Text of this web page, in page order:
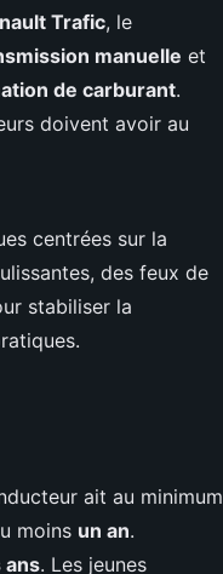
Trafic, le
manuelle et
de carburant.
doivent avoir au
centrées sur la
des feux de
stabiliser la
ait au minimum
moins un an.
ans. Les jeunes